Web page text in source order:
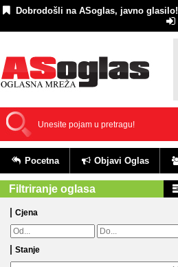
Dobrodošli na ASoglas, javno glasilo!
Pocetna Objavi Oglas
Filtriranje oglasa
Cjena
Stanje